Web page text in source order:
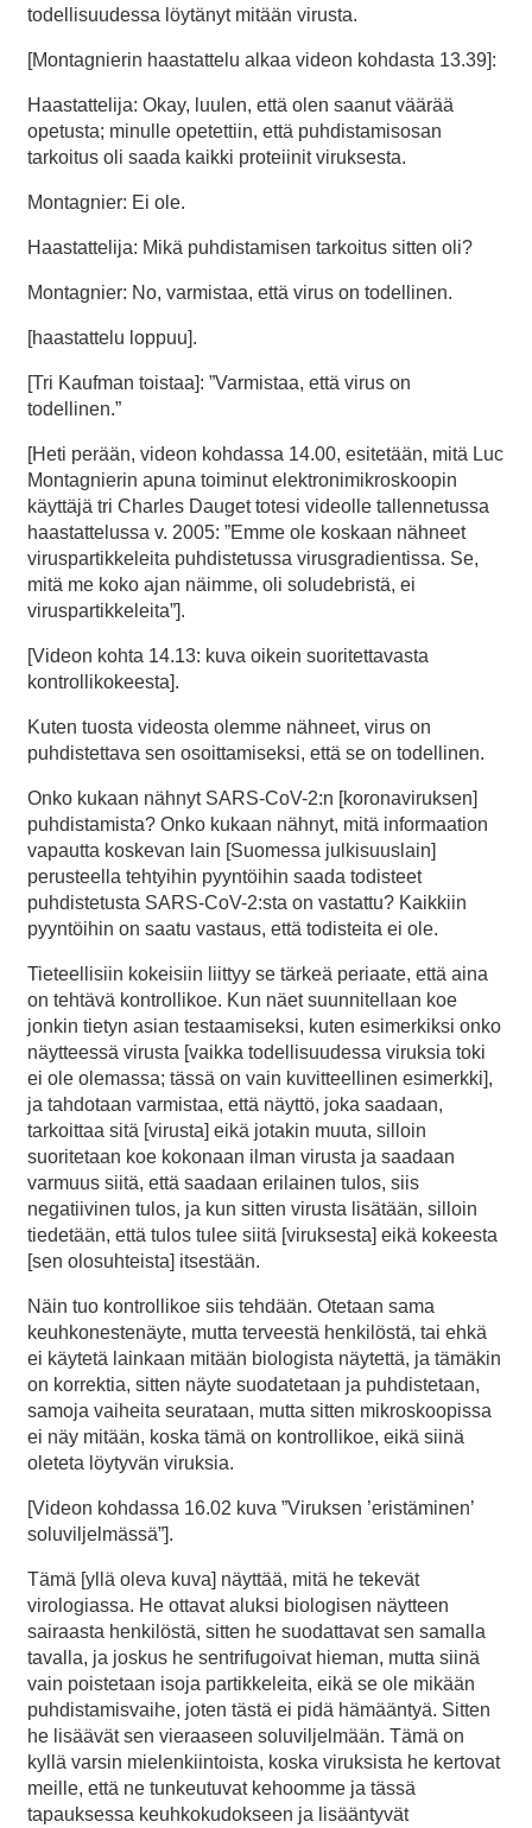
todellisuudessa löytänyt mitään virusta.
[Montagnierin haastattelu alkaa videon kohdasta 13.39]:
Haastattelija: Okay, luulen, että olen saanut väärää
opetusta; minulle opetettiin, että puhdistamisosan
tarkoitus oli saada kaikki proteiinit viruksesta.
Montagnier: Ei ole.
Haastattelija: Mikä puhdistamisen tarkoitus sitten oli?
Montagnier: No, varmistaa, että virus on todellinen.
[haastattelu loppuu].
[Tri Kaufman toistaa]: ”Varmistaa, että virus on
todellinen.”
[Heti perään, videon kohdassa 14.00, esitetään, mitä Luc
Montagnierin apuna toiminut elektronimikroskoopin
käyttäjä tri Charles Dauget totesi videolle tallennetussa
haastattelussa v. 2005: ”Emme ole koskaan nähneet
viruspartikkeleita puhdistetussa virusgradientissa. Se,
mitä me koko ajan näimme, oli soludebristä, ei
viruspartikkeleita”].
[Videon kohta 14.13: kuva oikein suoritettavasta
kontrollikokeesta].
Kuten tuosta videosta olemme nähneet, virus on
puhdistettava sen osoittamiseksi, että se on todellinen.
Onko kukaan nähnyt SARS-CoV-2:n [koronaviruksen]
puhdistamista? Onko kukaan nähnyt, mitä informaation
vapautta koskevan lain [Suomessa julkisuuslain]
perusteella tehtyihin pyyntöihin saada todisteet
puhdistetusta SARS-CoV-2:sta on vastattu? Kaikkiin
pyyntöihin on saatu vastaus, että todisteita ei ole.
Tieteellisiin kokeisiin liittyy se tärkeä periaate, että aina
on tehtävä kontrollikoe. Kun näet suunnitellaan koe
jonkin tietyn asian testaamiseksi, kuten esimerkiksi onko
näytteessä virusta [vaikka todellisuudessa viruksia toki
ei ole olemassa; tässä on vain kuvitteellinen esimerkki],
ja tahdotaan varmistaa, että näyttö, joka saadaan,
tarkoittaa sitä [virusta] eikä jotakin muuta, silloin
suoritetaan koe kokonaan ilman virusta ja saadaan
varmuus siitä, että saadaan erilainen tulos, siis
negatiivinen tulos, ja kun sitten virusta lisätään, silloin
tiedetään, että tulos tulee siitä [viruksesta] eikä kokeesta
[sen olosuhteista] itsestään.
Näin tuo kontrollikoe siis tehdään. Otetaan sama
keuhkonestenäyte, mutta terveestä henkilöstä, tai ehkä
ei käytetä lainkaan mitään biologista näytettä, ja tämäkin
on korrektia, sitten näyte suodatetaan ja puhdistetaan,
samoja vaiheita seurataan, mutta sitten mikroskoopissa
ei näy mitään, koska tämä on kontrollikoe, eikä siinä
oleteta löytyvän viruksia.
[Videon kohdassa 16.02 kuva ”Viruksen ’eristäminen’
soluviljelmässä”].
Tämä [yllä oleva kuva] näyttää, mitä he tekevät
virologiassa. He ottavat aluksi biologisen näytteen
sairaasta henkilöstä, sitten he suodattavat sen samalla
tavalla, ja joskus he sentrifugoivat hieman, mutta siinä
vain poistetaan isoja partikkeleita, eikä se ole mikään
puhdistamisvaihe, joten tästä ei pidä hämääntyä. Sitten
he lisäävät sen vieraaseen soluviljelmään. Tämä on
kyllä varsin mielenkiintoista, koska viruksista he kertovat
meille, että ne tunkeutuvat kehoomme ja tässä
tapauksessa keuhkokudokseen ja lisääntyvät